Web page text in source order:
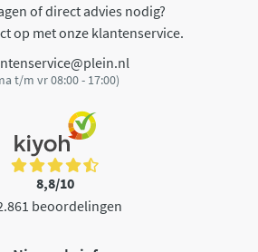
of direct advies nodig?
op met onze klantenservice.
t/m vr 08:00 - 17:00)
8,8/10
beoordelingen